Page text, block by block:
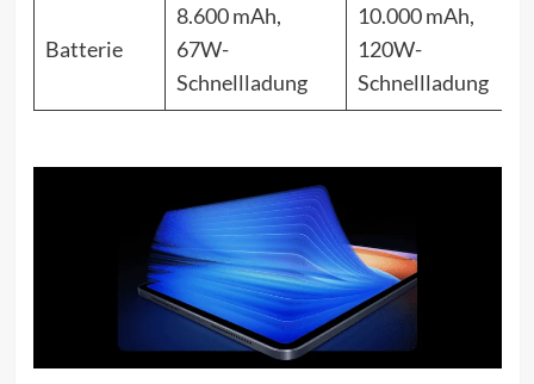
Batterie
8.600 mAh,
67W-
Schnellladung
10.000 mAh,
120W-
Schnellladung